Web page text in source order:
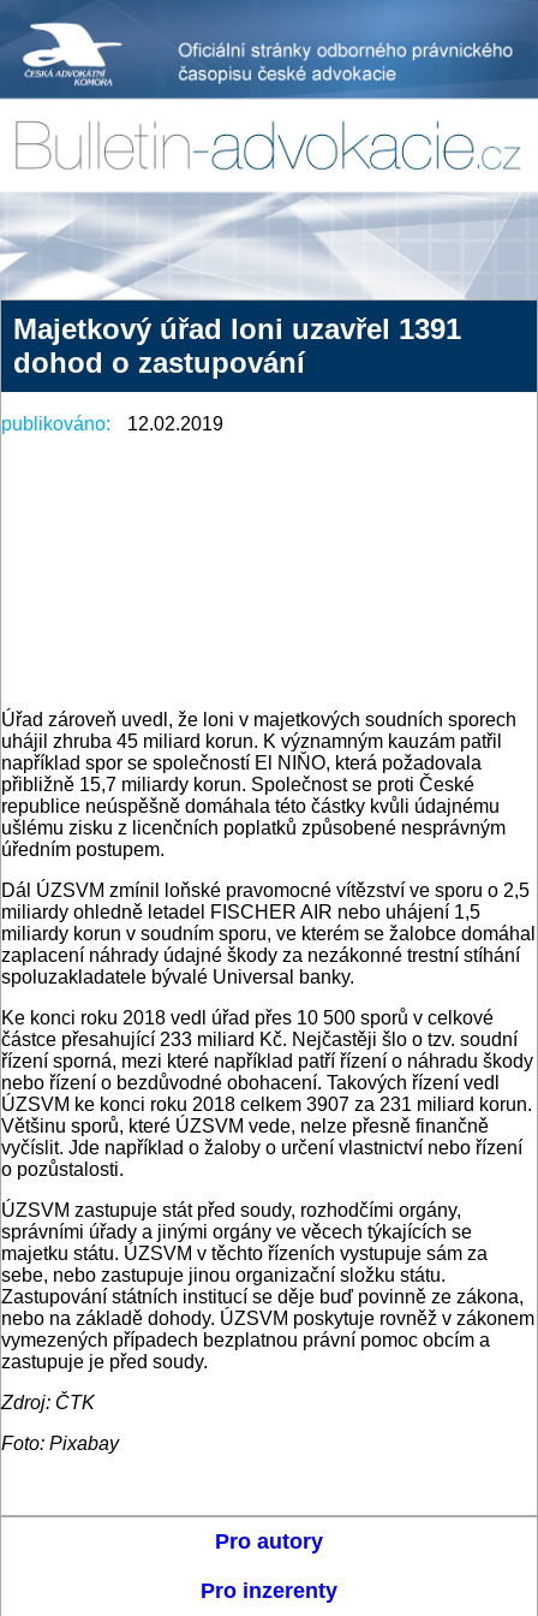
Majetkový úřad loni uzavřel 1391
dohod o zastupování
publikováno: 12.02.2019
Úřad zároveň uvedl, že loni v majetkových soudních sporech
uhájil zhruba 45 miliard korun. K významným kauzám patřil
například spor se společností El NIŇO, která požadovala
přibližně 15,7 miliardy korun. Společnost se proti České
republice neúspěšně domáhala této částky kvůli údajnému
ušlému zisku z licenčních poplatků způsobené nesprávným
úředním postupem.
Dál ÚZSVM zmínil loňské pravomocné vítězství ve sporu o 2,5
miliardy ohledně letadel FISCHER AIR nebo uhájení 1,5
miliardy korun v soudním sporu, ve kterém se žalobce domáhal
zaplacení náhrady údajné škody za nezákonné trestní stíhání
spoluzakladatele bývalé Universal banky.
Ke konci roku 2018 vedl úřad přes 10 500 sporů v celkové
částce přesahující 233 miliard Kč. Nejčastěji šlo o tzv. soudní
řízení sporná, mezi které například patří řízení o náhradu škody
nebo řízení o bezdůvodné obohacení. Takových řízení vedl
ÚZSVM ke konci roku 2018 celkem 3907 za 231 miliard korun.
Většinu sporů, které ÚZSVM vede, nelze přesně finančně
vyčíslit. Jde například o žaloby o určení vlastnictví nebo řízení
o pozůstalosti.
ÚZSVM zastupuje stát před soudy, rozhodčími orgány,
správními úřady a jinými orgány ve věcech týkajících se
majetku státu. ÚZSVM v těchto řízeních vystupuje sám za
sebe, nebo zastupuje jinou organizační složku státu.
Zastupování státních institucí se děje buď povinně ze zákona,
nebo na základě dohody. ÚZSVM poskytuje rovněž v zákonem
vymezených případech bezplatnou právní pomoc obcím a
zastupuje je před soudy.
Zdroj: ČTK
Foto: Pixabay
Pro autory
Pro inzerenty